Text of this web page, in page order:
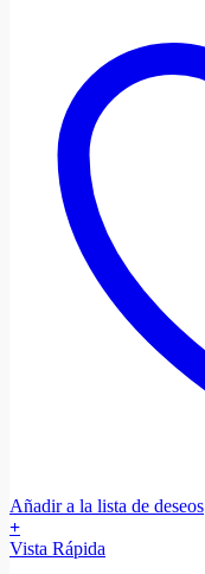
Añadir a la lista de deseos
+
Vista Rápida